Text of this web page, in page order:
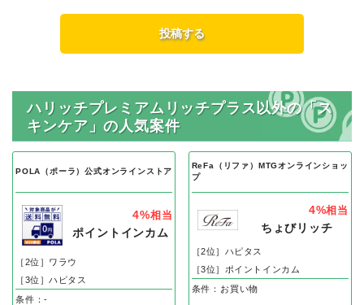
ハリッチプレミアムリッチプラス以外の「ス
キンケア」の人気案件
POLA（ポーラ）公式オンラインストア
4%相当
ポイントインカム
［2位］ワラウ
［3位］ハピタス
条件：-
ReFa（リファ）MTGオンラインショッ
プ
4%相当
ちょびリッチ
［2位］ハピタス
［3位］ポイントインカム
条件：お買い物